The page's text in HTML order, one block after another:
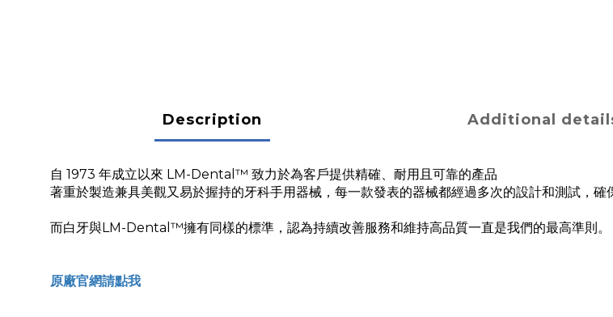
Description Additional
自 1973 年成立以來 LM-Dental™ 致力於為客戶提供精確、耐用且可靠的產品
著重於製造兼具美觀又易於握持的牙科手用器械，每一款發表的器械都經過多次的設計和測試，確
而白牙與LM-Dental™擁有同樣的標準，認為持續改善服務和維持高品質一直是我們的最高準則。
原廠官網請點我